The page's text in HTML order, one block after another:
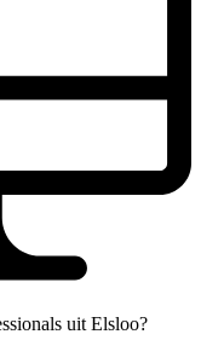
uit Elsloo?